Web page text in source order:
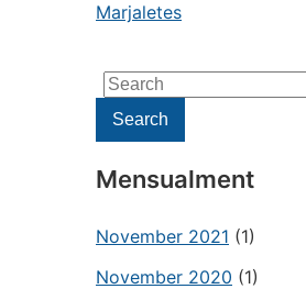
Marjaletes
Search
for:Search
Mensualment
November 2021 (1)
November 2020 (1)